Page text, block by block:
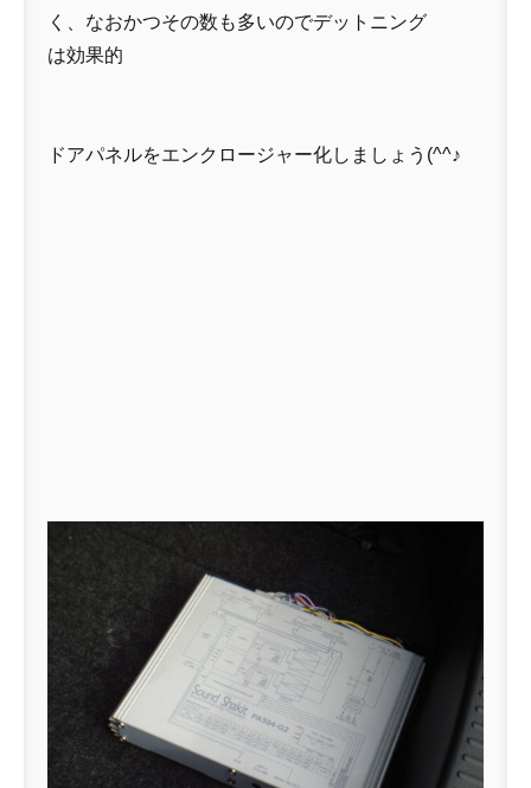
く、なおかつその数も多いのでデットニング
は効果的
ドアパネルをエンクロージャー化しましょう(^^♪